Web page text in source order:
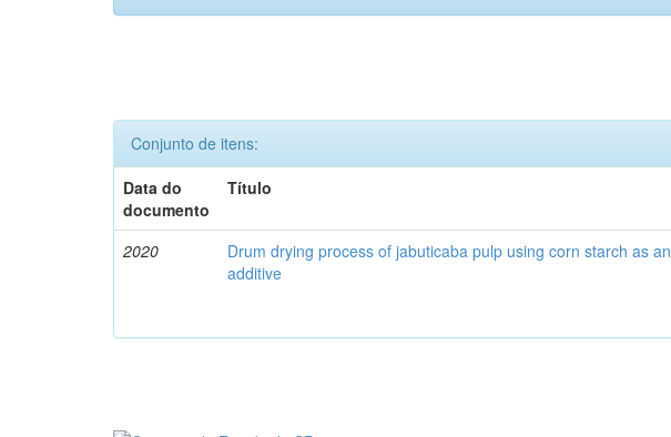
Conjunto de itens:
Data do
documento
Título
2020
Drum drying process of jabuticaba pulp using corn starch as an
additive